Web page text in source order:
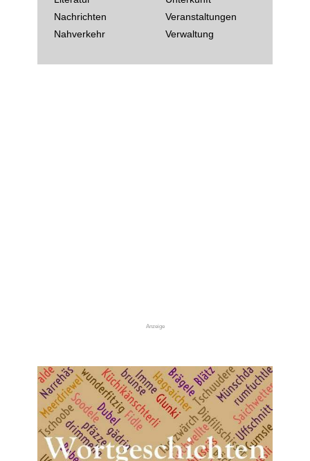
Nachrichten
Nahverkehr
Veranstaltungen
Verwaltung
Anzeige